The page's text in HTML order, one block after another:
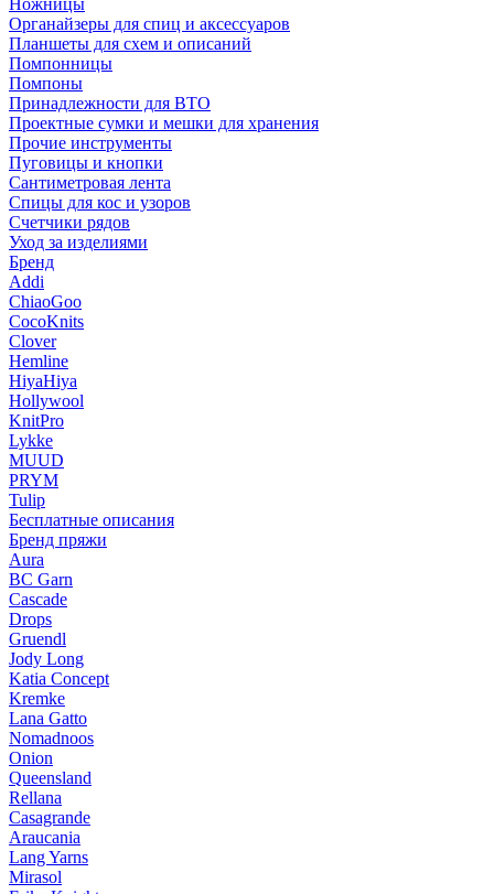
Ножницы
Органайзеры для спиц и аксессуаров
Планшеты для схем и описаний
Помпонницы
Помпоны
Принадлежности для ВТО
Проектные сумки и мешки для хранения
Прочие инструменты
Пуговицы и кнопки
Сантиметровая лента
Спицы для кос и узоров
Счетчики рядов
Уход за изделиями
Бренд
Addi
ChiaoGoo
CocoKnits
Clover
Hemline
HiyaHiya
Hollywool
KnitPro
Lykke
MUUD
PRYM
Tulip
Бесплатные описания
Бренд пряжи
Aura
BC Garn
Cascade
Drops
Gruendl
Jody Long
Katia Concept
Kremke
Lana Gatto
Nomadnoos
Onion
Queensland
Rellana
Casagrande
Araucania
Lang Yarns
Mirasol